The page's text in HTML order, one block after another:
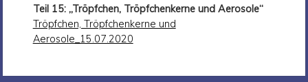
Teil 15: „Tröpfchen, Tröpfchenkerne und Aerosole“
Tröpfchen, Tröpfchenkerne und
Aerosole_15.07.2020